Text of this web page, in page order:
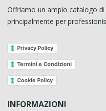
Offriamo un ampio catalogo
principalmente per
Privacy Policy
Termini e Condizioni
Cookie Policy
INFORMAZIONI